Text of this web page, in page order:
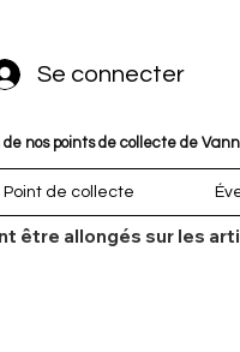
Se connecter
nos points de collecte de
Point de collecte
allongés sur les